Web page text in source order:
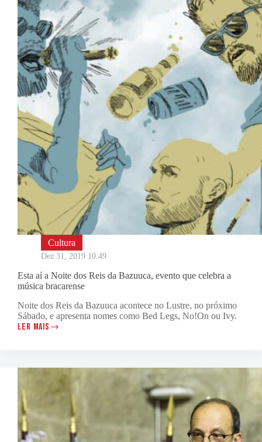
Cultura
Dez 31, 2019 10:49
Esta aí a Noite dos Reis da Bazuuca, evento que celebra a
música bracarense
Noite dos Reis da Bazuuca acontece no Lustre, no próximo
Sábado, e apresenta nomes como Bed Legs, No!On ou Ivy.
LER MAIS
ESTA
DOS
DA
BAZUUCA,
EVENTO
QUE